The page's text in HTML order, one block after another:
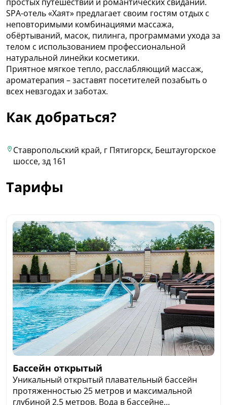
SPA-отель «Хаят» предлагает своим гостям отдых с
неповторимыми комбинациями массажа,
обёртываний, масок, пилинга, программами ухода за
телом с использованием профессиональной
натуральной линейки косметики.
Приятное мягкое тепло, расслабляющий массаж,
ароматерапия – заставят посетителей позабыть о
всех невзгодах и заботах.
Как добраться?
Ставропольский край, г Пятигорск, Бештаугорское
шоссе, зд 161
Тарифы
Бассейн открытый
Уникальный открытый плавательный бассейн
протяженностью 25 метров и максимальной
глубиной 2,5 метров. Вода в бассейне